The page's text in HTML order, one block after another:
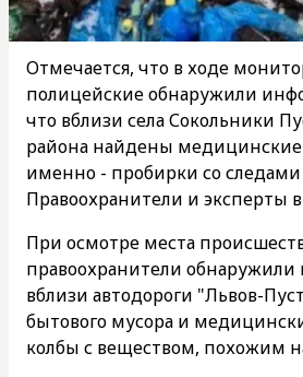
Отмечается, что в ходе
полицейские обнаружили
что вблизи села Сокольники
района найдены
именно - пробирки со следами
Правоохранители и эксперты
При осмотре места
правоохранители обнаружили
вблизи автодороги "Львов-
бытового мусора и
колбы с веществом, похожим